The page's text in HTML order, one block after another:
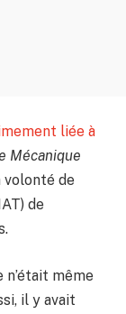
liée à
Mécanique
volonté de
de
n’était même
il y avait